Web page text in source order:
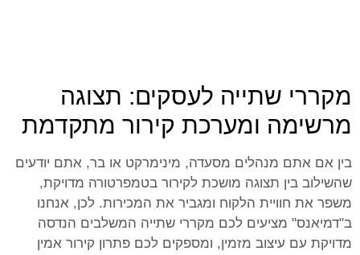
מקררי שתייה לעסקים: תצוגה
מרשימה ומערכת קירור מתקדמת
בין אם אתם מנהלים מסעדה, מינימרקט או בר, אתם יודעים
שהשילוב בין תצוגה מושכת לקירור בטמפרטורה מדויקת,
משפר את חוויית הלקוח ומגביר את המכירות. לכן, אנחנו
ב"דמיאנס" מציעים לכם מקררי שתייה המשלבים הנדסה
מדויקת עם עיצוב מזמין, ומספקים לכם פתרון קירור אמין